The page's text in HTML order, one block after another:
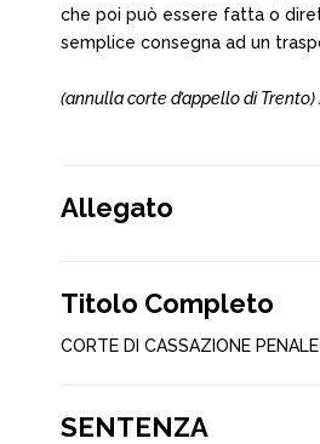
che poi può essere fatta o
semplice consegna ad un
(annulla corte d’appello di Trento)
Allegato
Titolo Completo
CORTE DI CASSAZIONE
SENTENZA